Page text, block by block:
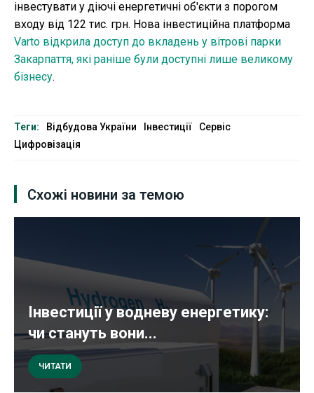
інвестувати у діючі енергетичні об'єкти з порогом
входу від 122 тис. грн. Нова інвестиційна платформа
Varto відкрила доступ до вкладень у вітрові парки
Закарпаття, які раніше були доступні лише великому
бізнесу.
Теги: Відбудова України Інвестиції
Сервіс
Цифровізація
Схожі новини за темою
Інвестиції у водневу енергетику:
чи стануть вони...
ЧИТАТИ